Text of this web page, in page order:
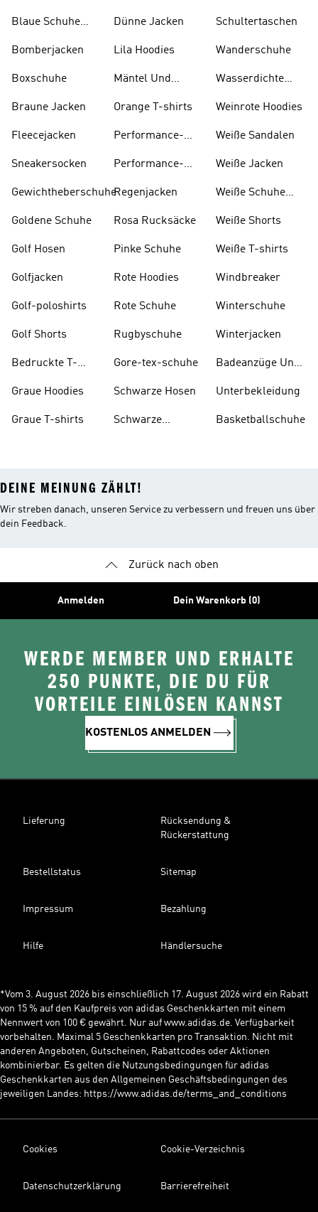
Blaue Schuhe
Bomberjacken
Boxschuhe
Braune Jacken
Fleecejacken
Sneakersocken
Gewichtheberschuhe
Goldene Schuhe
Golf Hosen
Golfjacken
Golf-poloshirts
Golf Shorts
Bedruckte T-
Graue Hoodies
Graue T-shirts
Dünne Jacken
Lila Hoodies
Mäntel Und
Orange T-shirts
Performance-
Performance-
Regenjacken
Rosa Rucksäcke
Pinke Schuhe
Rote Hoodies
Rote Schuhe
Rugbyschuhe
Gore-tex-schuhe
Schwarze Hosen
Schwarze
Schultertaschen
Wanderschuhe
Wasserdichte
Weinrote Hoodies
W eiße Sandalen
Weiße Jacken
Weiße Schuhe
Weiße Shorts
Weiße T-shirts
Windbreaker
Winterschuhe
Winterjacken
Badeanzüge Und
Unterbekleidung
Basketballschuhe
DEINE MEINUNG ZÄHLT!
Wir streben danach, unseren Service zu verbessern und freuen uns über
dein Feedback.
Zurück nach oben
Anmelden Dein Warenkorb (0)
WERDE MEMBER UND ERHALTE
250 PUNKTE, DIE DU FÜR
VORTEILE EINLÖSEN KANNST
KOSTENLOS ANMELDEN
Lieferung
Rücksendung &
Rückerstattung
Bestellstatus Sitemap
Impressum Bezahlung
Hilfe Händlersuche
*Vom 3. August 2026 bis einschließlich 17. August 2026 wird ein Rabatt
von 15 % auf den Kaufpreis von adidas Geschenkkarten mit einem
Nennwert von 100 € gewährt. Nur auf www.adidas.de. Verfügbarkeit
vorbehalten. Maximal 5 Geschenkkarten pro Transaktion. Nicht mit
anderen Angeboten, Gutscheinen, Rabattcodes oder Aktionen
kombinierbar. Es gelten die Nutzungsbedingungen für adidas
Geschenkkarten aus den Allgemeinen Geschäftsbedingungen des
jeweiligen Landes: https://www.adidas.de/terms_and_conditions
Cookies Cookie-Verzeichnis
Datenschutzerklärung Barrierefreiheit